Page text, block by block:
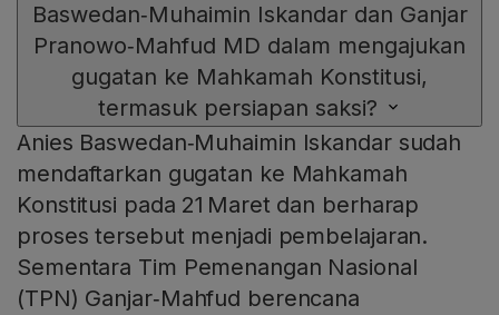
Baswedan‑Muhaimin Iskandar dan Ganjar
Pranowo‑Mahfud MD dalam mengajukan
gugatan ke Mahkamah Konstitusi,
termasuk persiapan saksi?
Anies Baswedan‑Muhaimin Iskandar sudah
mendaftarkan gugatan ke Mahkamah
Konstitusi pada 21 Maret dan berharap
proses tersebut menjadi pembelajaran.
Sementara Tim Pemenangan Nasional
(TPN) Ganjar‑Mahfud berencana